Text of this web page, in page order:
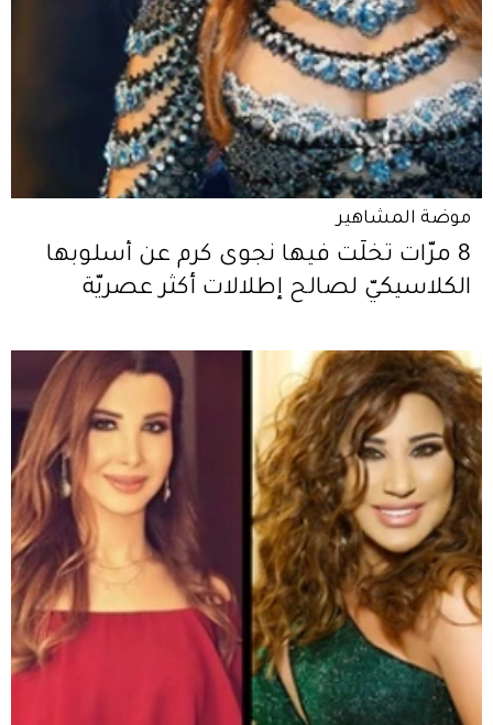
موضة المشاهير
8 مرّات تخلّت فيها نجوى كرم عن أسلوبها
الكلاسيكيّ لصالح إطلالات أكثر عصريّة